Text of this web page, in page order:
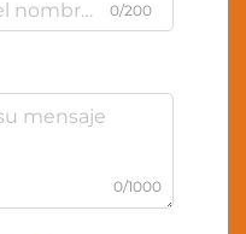
0/200
0/1000